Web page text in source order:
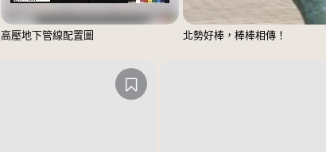
高壓地下管線配置圖 北勢好棒，棒棒相傳！